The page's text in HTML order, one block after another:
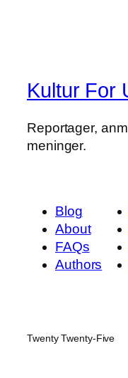
Kultur For
Reportager,
meninger.
Blog
About
FAQs
Authors
Twenty Twenty-Five